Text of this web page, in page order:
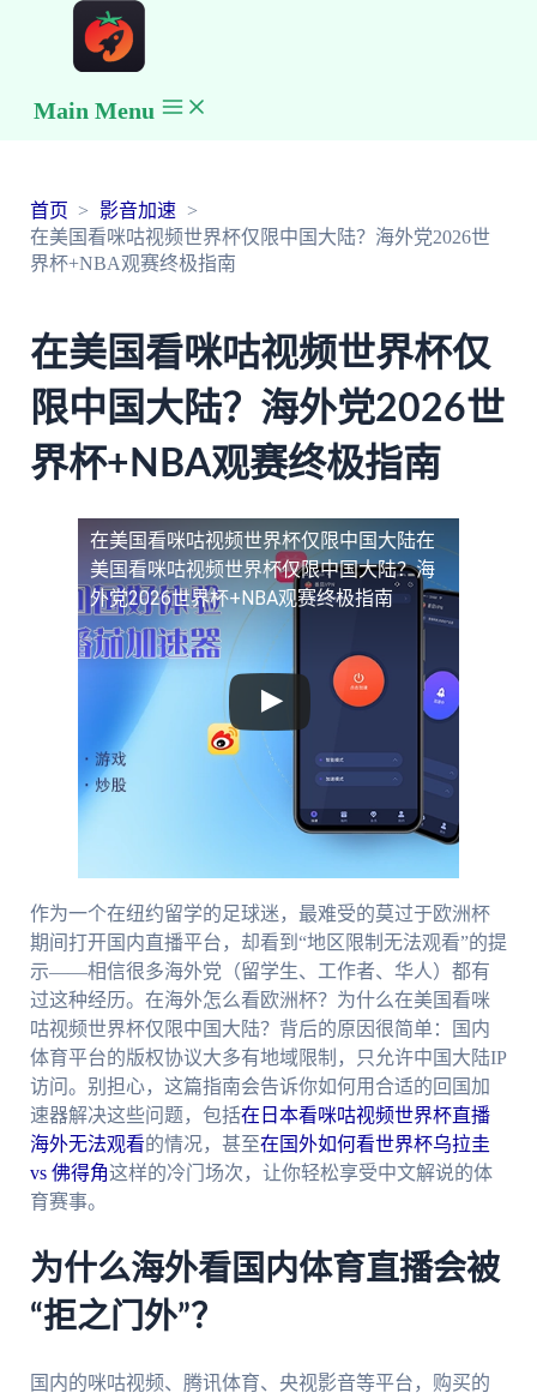
Main Menu
首页
影音加速
在美国看咪咕视频世界杯仅限中国大陆？海外党2026世
界杯+NBA观赛终极指南
在美国看咪咕视频世界杯仅
限中国大陆？海外党2026世
界杯+NBA观赛终极指南
在美国看咪咕视频世界杯仅限中国大陆在
美国看咪咕视频世界杯仅限中国大陆？海
外党2026世界杯+NBA观赛终极指南
作为一个在纽约留学的足球迷，最难受的莫过于欧洲杯
期间打开国内直播平台，却看到“地区限制无法观看”的提
示——相信很多海外党（留学生、工作者、华人）都有
过这种经历。在海外怎么看欧洲杯？为什么在美国看咪
咕视频世界杯仅限中国大陆？背后的原因很简单：国内
体育平台的版权协议大多有地域限制，只允许中国大陆IP
访问。别担心，这篇指南会告诉你如何用合适的回国加
速器解决这些问题，包括在日本看咪咕视频世界杯直播
海外无法观看的情况，甚至在国外如何看世界杯乌拉圭
vs 佛得角这样的冷门场次，让你轻松享受中文解说的体
育赛事。
为什么海外看国内体育直播会被
“拒之门外”？
国内的咪咕视频、腾讯体育、央视影音等平台，购买的